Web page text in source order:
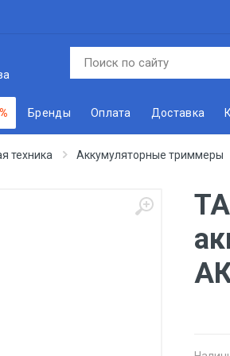
Бренды Оплата Доставка
техника Аккумуляторные триммеры